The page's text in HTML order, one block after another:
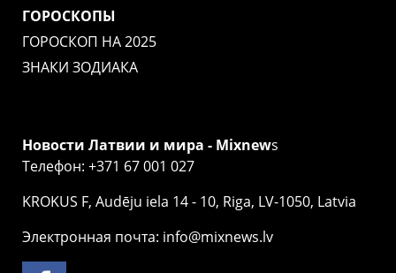
ГОРОСКОПЫ
ГОРОСКОП НА 2025
ЗНАКИ ЗОДИАКА
Новости Латвии и мира - Mixnews
Телефон: +371 67 001 027
KROKUS F, Audēju iela 14 - 10, Riga, LV-1050, Latvia
Электронная почта: info@mixnews.lv